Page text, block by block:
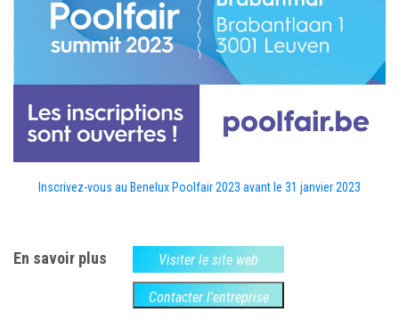
Inscrivez-vous au Benelux Poolfair 2023 avant le 31 janvier 2023
En savoir plus Visiter le site web
Contacter l'entreprise